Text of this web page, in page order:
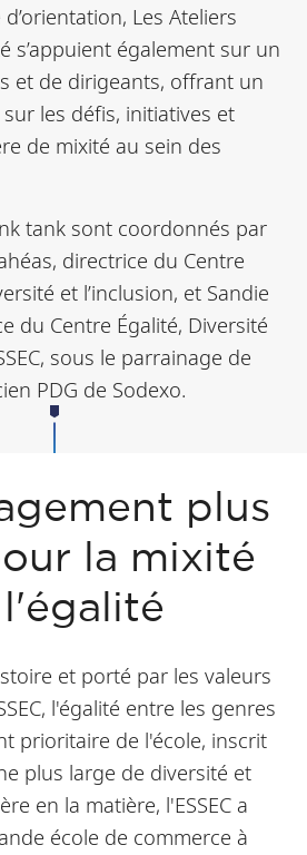
Les Ateliers
s’appuient également sur un
et de dirigeants, offrant un
sur les défis, initiatives et
de mixité au sein des
tank sont coordonnés par
directrice du Centre
et l’inclusion, et Sandie
du Centre Égalité, Diversité
sous le parrainage de
PDG de Sodexo.
plus
la mixité
et porté par les valeurs
l'égalité entre les genres
prioritaire de l'école, inscrit
plus large de diversité et
en la matière, l'ESSEC a
école de commerce à